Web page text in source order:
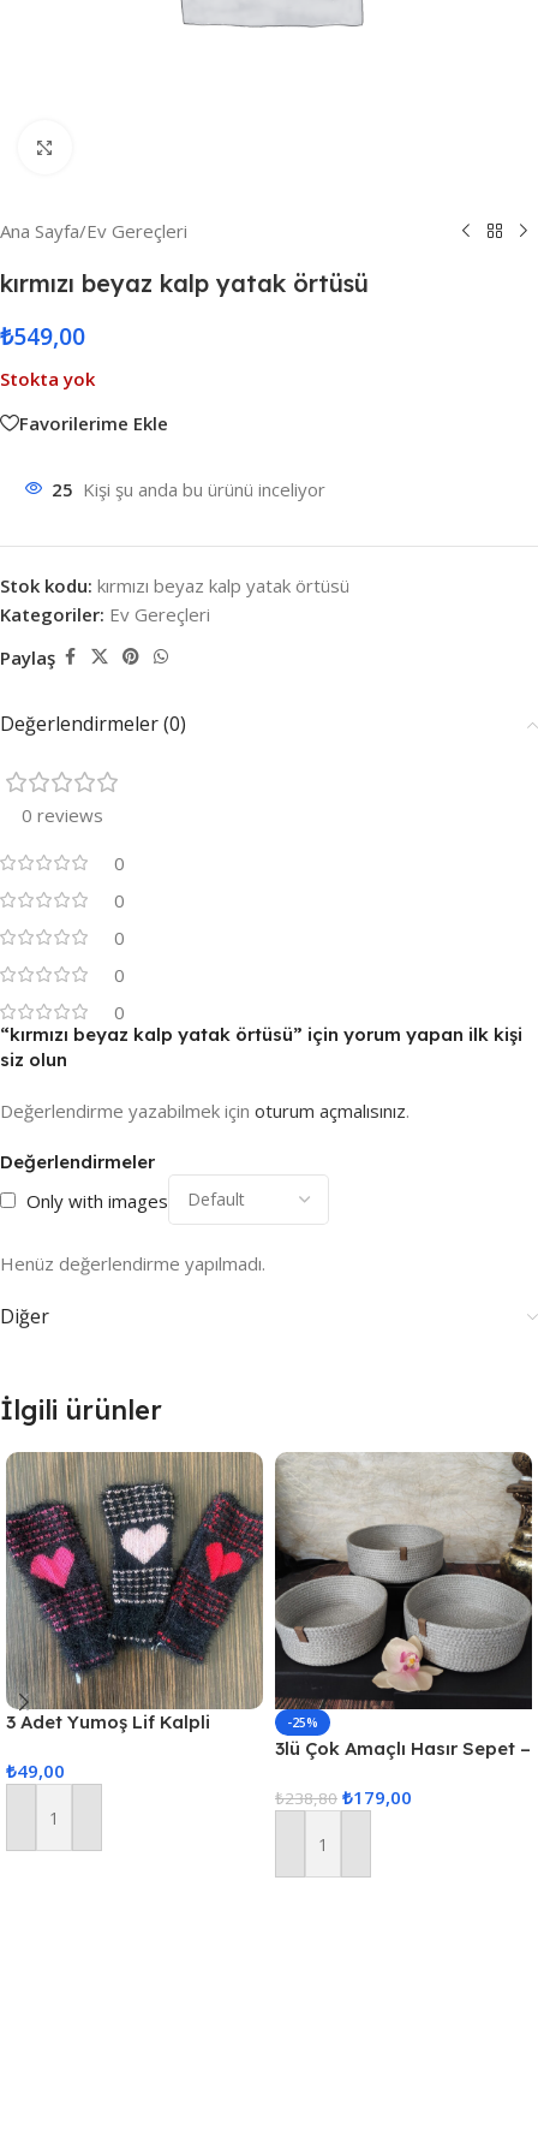
Ana Sayfa/Ev Gereçleri
kırmızı beyaz kalp yatak örtüsü
₺549,00
Stokta yok
Favorilerime Ekle
25 Kişi şu anda bu ürünü inceliyor
Stok kodu: kırmızı beyaz kalp yatak örtüsü
Kategoriler: Ev Gereçleri
Paylaş
Değerlendirmeler (0)
0 reviews
0
0
0
0
0
Değerlendirmeler
Only with images
Henüz değerlendirme yapılmadı.
“kırmızı beyaz kalp yatak örtüsü” için yorum yapan ilk kişi
siz olun
Değerlendirme yazabilmek için oturum açmalısınız.
Diğer
İlgili ürünler
3 Adet Yumoş Lif Kalpli
₺49,00
Sepete Ekle
-25%
3lü Çok Amaçlı Hasır Sepet –
₺238,80 ₺179,00
Sepete Ekle